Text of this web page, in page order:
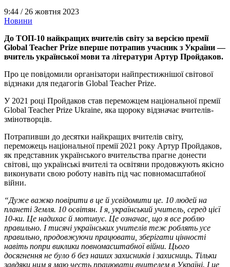
9:44 / 26 жовтня 2023
Новини
До ТОП-10 найкращих вчителів світу за версією премії
Global Teacher Prize вперше потрапив учасник з України —
вчитель української мови та літератури Артур Пройдаков.
Про це повідомили організатори найпрестижнішої світової
відзнаки для педагогів Global Teacher Prize.
У 2021 році Пройдаков став переможцем національної премії
Global Teacher Prize Ukraine, яка щороку відзначає вчителів-
змінотворців.
Потрапивши до десятки найкращих вчителів світу,
переможець національної премії 2021 року Артур Пройдаков,
як представник українського вчительства прагне донести
світові, що українські вчителі та освітяни продовжують якісно
виконувати свою роботу навіть під час повномасштабної
війни.
“Дуже важко повірити в це й усвідомити це. 10 людей на
планеті Земля. 10 освітян. І я, український учитель, серед цієї
10-ки. Це надихає й мотивує. Це означає, що я все роблю
правильно. І тисячі українських учителів теж роблять усе
правильно, продовжуючи працювати, зберігати цінності
навіть попри виклики повномасштабної війни. Цього
досягнення не було б без наших захисників і захисниць. Тільки
завдяки ним я маю честь працювати вчителем в Україні. І це